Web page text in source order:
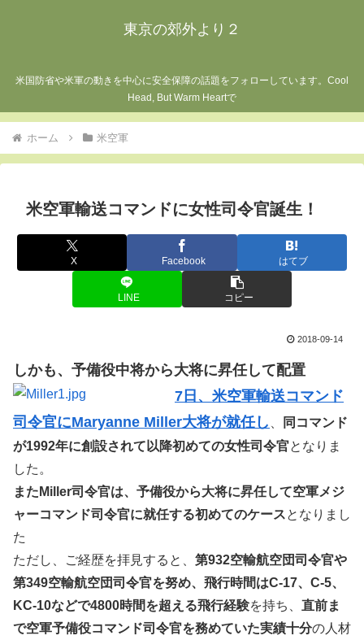
東京の郊外より２
米国防省や米軍の動きを中心に安全保障の話題をフォローしています。Cool
Head, But Warm Heartで
ホーム 米空軍
米空軍輸送コマンドに女性司令官誕生！
X Facebook はてブ
LINE コピー
2018-09-14
しかも、予備役中将から大将に昇任して配置
7日、米空軍輸送コマンド
司令官にMaryanne Miller大将が就任し
同コマンド
が1992年に創設されて以降初めての女性司令官となりま
した。
またMiller司令官は、予備役から大将に昇任して空軍メジ
ャーコマンド司令官に就任する初めてのケースとなりまし
た
ただし、ご経歴を拝見すると、 第932空輸航空団司令官や
第349空輸航空団司令官を努め、飛行時間はC-17、C-5、
KC-10などで4800時間を超える飛行経験を持ち、 直前ま
で空軍予備役コマンド司令官を務めていた実績十分の人材